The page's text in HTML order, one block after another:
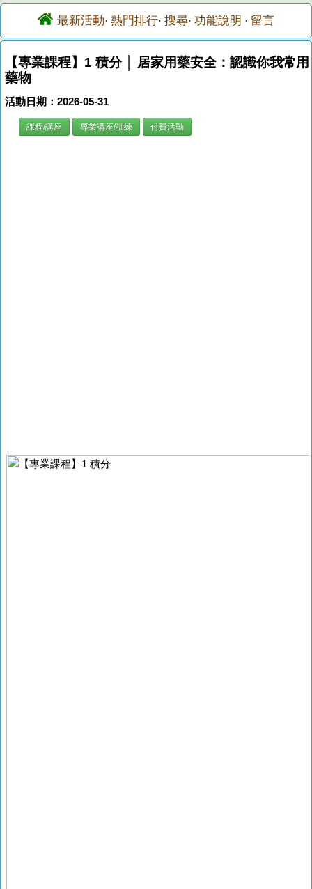
最新活動· 熱門排行· 搜尋· 功能說明 · 留言
【專業課程】1 積分 │ 居家用藥安全：認識你我常用
藥物
活動日期：2026-05-31
課程/講座 專業講座/訓練 付費活動